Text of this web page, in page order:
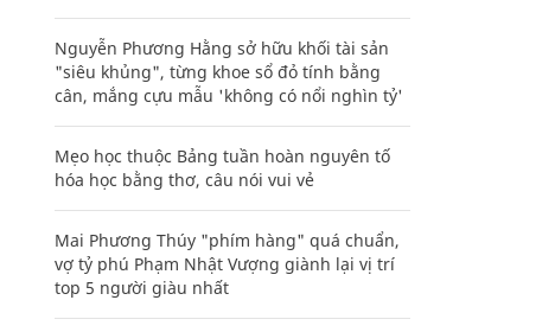
Nguyễn Phương Hằng sở hữu khối tài sản
"siêu khủng", từng khoe sổ đỏ tính bằng
cân, mắng cựu mẫu 'không có nổi nghìn tỷ'
Mẹo học thuộc Bảng tuần hoàn nguyên tố
hóa học bằng thơ, câu nói vui vẻ
Mai Phương Thúy "phím hàng" quá chuẩn,
vợ tỷ phú Phạm Nhật Vượng giành lại vị trí
top 5 người giàu nhất